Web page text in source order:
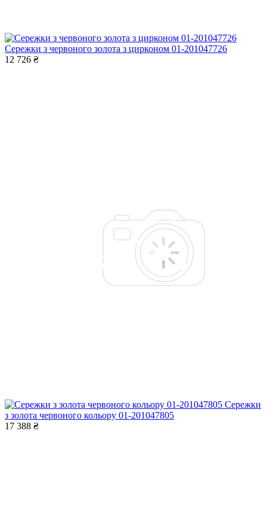
Сережки з червоного золота з цирконом 01-201047726
12 726 ₴
Сережки
з золота червоного кольору 01-201047805
17 388 ₴